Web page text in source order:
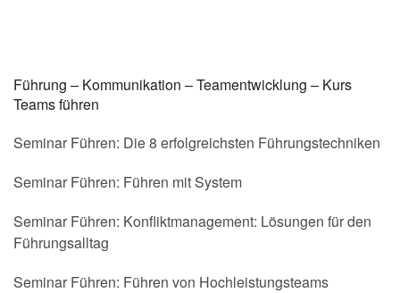
Führung – Kommunikation – Teamentwicklung – Kurs
Teams führen
Seminar Führen: Die 8 erfolgreichsten Führungstechniken
Seminar Führen: Führen mit System
Seminar Führen: Konfliktmanagement: Lösungen für den
Führungsalltag
Seminar Führen: Führen von Hochleistungsteams